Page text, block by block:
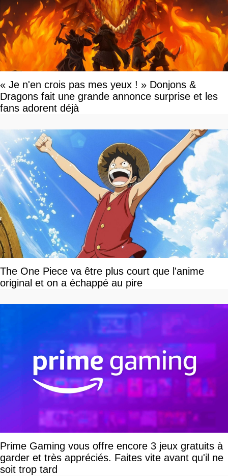
« Je n'en crois pas mes yeux ! » Donjons &
Dragons fait une grande annonce surprise et les
fans adorent déjà
The One Piece va être plus court que l'anime
original et on a échappé au pire
Prime Gaming vous offre encore 3 jeux gratuits à
garder et très appréciés. Faites vite avant qu'il ne
soit trop tard